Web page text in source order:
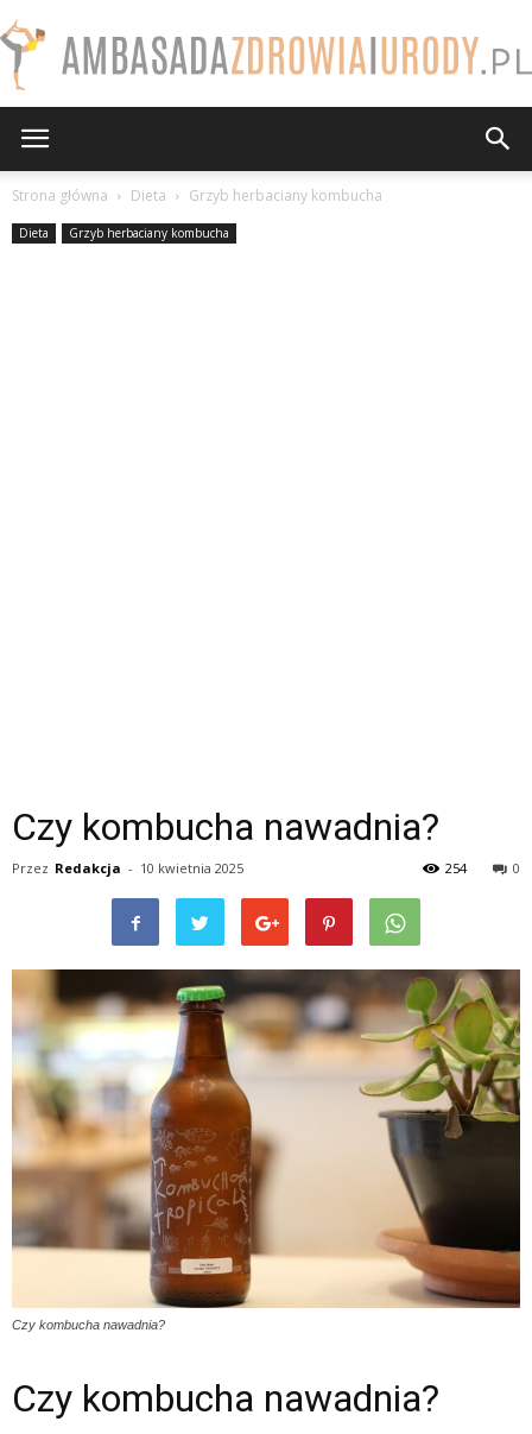
Strona główna Dieta Grzyb herbaciany kombucha
Dieta Grzyb herbaciany kombucha
Czy kombucha nawadnia?
Przez Redakcja - 10 kwietnia 2025 0
254
Czy kombucha nawadnia?
Czy kombucha nawadnia?